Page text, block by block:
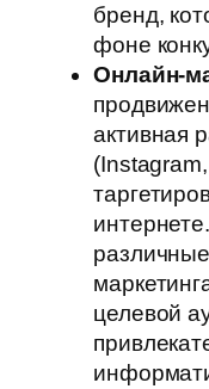
бренд,
фоне
Онлайн-
активная
целевой